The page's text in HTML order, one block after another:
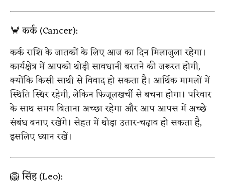
🦀 कर्क (Cancer):
कर्क राशि के जातकों के लिए आज का दिन मिलाजुला रहेगा।
कार्यक्षेत्र में आपको थोड़ी सावधानी बरतने की जरूरत होगी,
क्योंकि किसी साथी से विवाद हो सकता है। आर्थिक मामलों में
स्थिति स्थिर रहेगी, लेकिन फिजूलखर्ची से बचना होगा। परिवार
के साथ समय बिताना अच्छा रहेगा और आप आपस में अच्छे
संबंध बनाए रखेंगे। सेहत में थोड़ा उतार-चढ़ाव हो सकता है,
इसलिए ध्यान रखें।
🦁 सिंह (Leo):